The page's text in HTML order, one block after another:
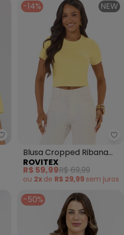
Dianna - T- Shirt Feminina
-14% NEW
Blusa Cropped Ribana
Básica (Amarelo)
ROVITEX
R$ 59,99R$ 69,99
ou 2x de R$ 29,99 sem juros
-50%